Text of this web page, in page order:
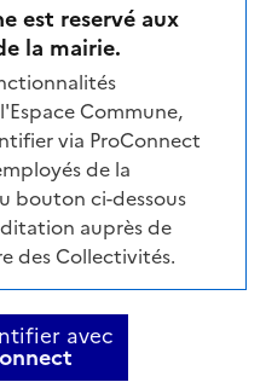
est reservé aux
la mairie.
Commune,
via ProConnect
de la
bouton ci-dessous
auprès de
des Collectivités.
avec